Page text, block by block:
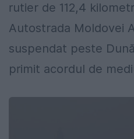
rutier de 112,4
Autostrada Moldovei
suspendat peste
primit acordul de